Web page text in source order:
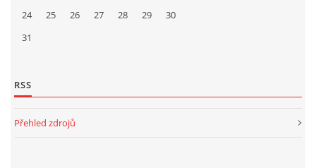
24
25 26 27 28 29
30
31
RSS
Přehled zdrojů